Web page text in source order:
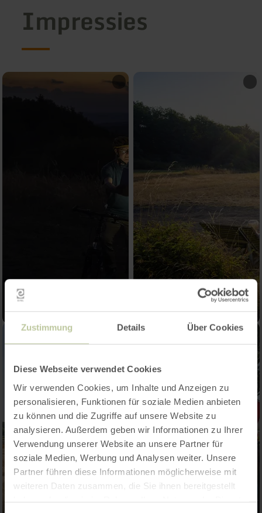
Zustimmung Details Über Cookies
Diese Webseite verwendet Cookies
Wir verwenden Cookies, um Inhalte und Anzeigen zu
personalisieren, Funktionen für soziale Medien anbieten
zu können und die Zugriffe auf unsere Website zu
analysieren. Außerdem geben wir Informationen zu Ihrer
Verwendung unserer Website an unsere Partner für
soziale Medien, Werbung und Analysen weiter. Unsere
Partner führen diese Informationen möglicherweise mit
weiteren Daten zusammen, die Sie ihnen bereitgestellt
Impressies